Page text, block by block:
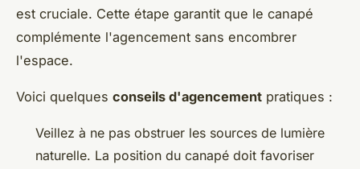
est cruciale. Cette étape garantit que le canapé
complémente l'agencement sans encombrer
l'espace.
Voici quelques conseils d'agencement pratiques :
Veillez à ne pas obstruer les sources de lumière
naturelle. La position du canapé doit favoriser